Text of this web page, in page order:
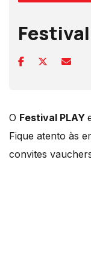
O Festival PLAY
Fique atento às
convites